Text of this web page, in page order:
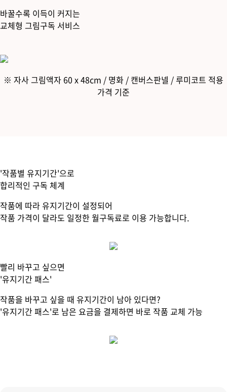
바꿀수록 이득이 커지는
교체형 그림구독 서비스
※ 자사 그림액자 60 x 48cm / 명화 / 캔버스판넬 / 루미코트 적용
가격 기준
'작품별 유지기간'으로
합리적인 구독 체계
작품에 따라 유지기간이 설정되어
작품 가격이 달라도 일정한 월구독료로 이용 가능합니다.
빨리 바꾸고 싶으면
'유지기간 패스'
작품을 바꾸고 싶을 때 유지기간이 남아 있다면?
'유지기간 패스'로 남은 요금을 결제하면 바로 작품 교체 가능